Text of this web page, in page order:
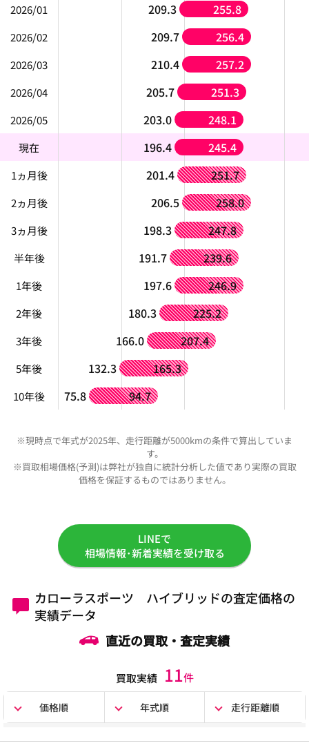
2026/01 209.3 255.8
2026/02 209.7 256.4
2026/03 210.4 257.2
2026/04 205.7 251.3
2026/05 203.0 248.1
現在 196.4 245.4
1ヵ月後 201.4 251.7
2ヵ月後 206.5 258.0
3ヵ月後 198.3 247.8
半年後 191.7 239.6
1年後 197.6 246.9
2年後 180.3 225.2
3年後 166.0 207.4
5年後 132.3 165.3
10年後 75.8 94.7
※現時点で年式が2025年、走行距離が5000kmの条件で算出していま
す。
※買取相場価格(予測)は弊社が独自に統計分析した値であり実際の買取
価格を保証するものではありません。
LINEで
相場情報･新着実績を受け取る
カローラスポーツ ハイブリッドの査定価格の
実績データ
直近の買取・査定実績
買取実績 11件
価格順 年式順 走行距離順